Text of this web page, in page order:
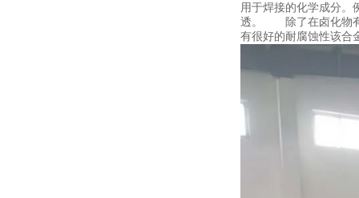
用于焊接的化学成分。
透。 除了在卤化物有
有很好的耐腐蚀性该合